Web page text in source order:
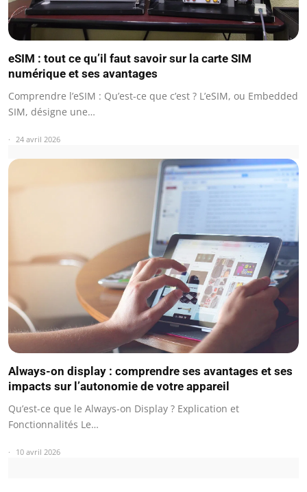
eSIM : tout ce qu’il faut savoir sur la carte SIM
numérique et ses avantages
Comprendre l’eSIM : Qu’est-ce que c’est ? L’eSIM, ou Embedded
SIM, désigne une…
24 avril 2026
Always-on display : comprendre ses avantages et ses
impacts sur l’autonomie de votre appareil
Qu’est-ce que le Always-on Display ? Explication et
Fonctionnalités Le…
10 avril 2026